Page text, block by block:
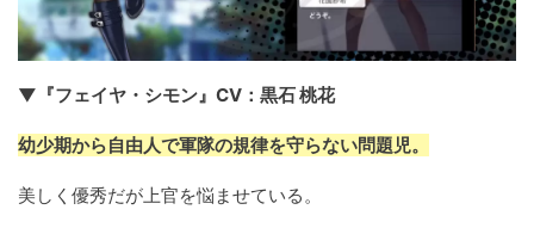
▼『フェイヤ・シモン』CV：黒石 桃花
幼少期から自由人で軍隊の規律を守らない問題児。
美しく優秀だが上官を悩ませている。